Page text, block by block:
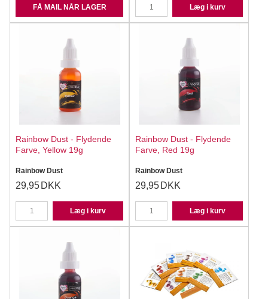
FÅ MAIL NÅR LAGER Læg i kurv
Rainbow Dust - Flydende
Farve, Yellow 19g
Rainbow Dust
29,95 DKK
Læg i kurv
Rainbow Dust - Flydende
Farve, Red 19g
Rainbow Dust
29,95 DKK
Læg i kurv